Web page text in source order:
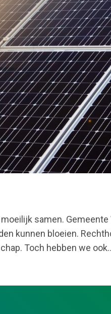
samen.
kunnen bloeien.
Toch hebben we